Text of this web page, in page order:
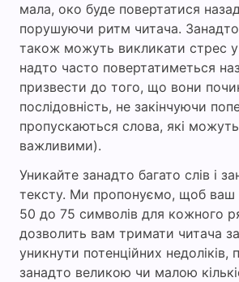
мала, око буде повертатися
порушуючи ритм читача.
також можуть викликати стрес у
надто часто повертатиметься
призвести до того, що вони
послідовність, не закінчуючи
пропускаються слова, які
важливими).
Уникайте занадто багато слів і
тексту. Ми пропонуємо, щоб ваш
50 до 75 символів для кожного
дозволить вам тримати читача
уникнути потенційних недоліків,
занадто великою чи малою